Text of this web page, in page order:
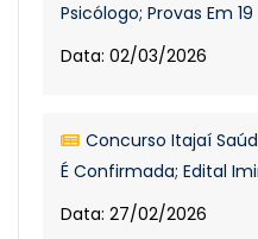
Psicólogo; Provas Em 19
Data: 02/03/2026
Concurso Itajaí
É Confirmada; Edital
Data: 27/02/2026